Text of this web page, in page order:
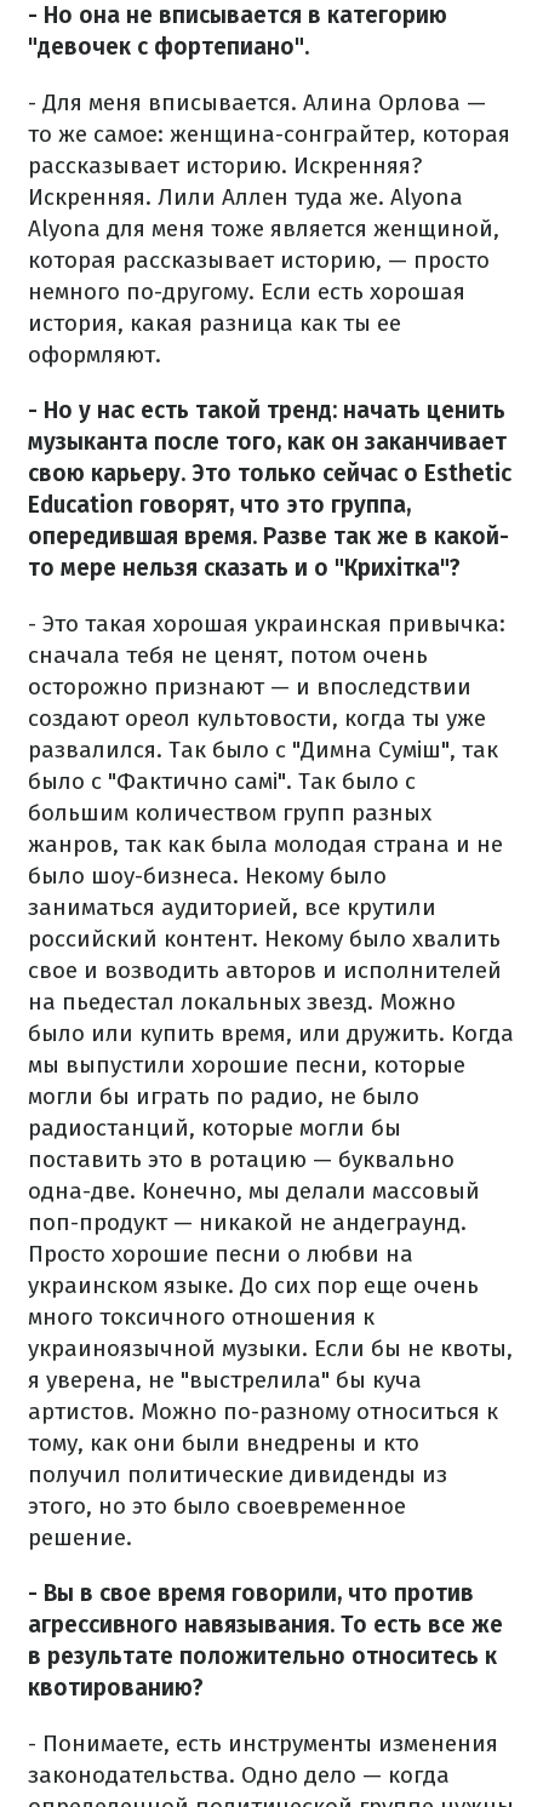
- Но она не вписывается в категорию
"девочек с фортепиано".
- Для меня вписывается. Алина Орлова —
то же самое: женщина-сонграйтер, которая
рассказывает историю. Искренняя?
Искренняя. Лили Аллен туда же. Alyona
Alyona для меня тоже является женщиной,
которая рассказывает историю, — просто
немного по-другому. Если есть хорошая
история, какая разница как ты ее
оформляют.
- Но у нас есть такой тренд: начать ценить
музыканта после того, как он заканчивает
свою карьеру. Это только сейчас о Esthetic
Education говорят, что это группа,
опередившая время. Разве так же в какой-
то мере нельзя сказать и о "Крихітка"?
- Это такая хорошая украинская привычка:
сначала тебя не ценят, потом очень
осторожно признают — и впоследствии
создают ореол культовости, когда ты уже
развалился. Так было с "Димна Суміш", так
было с "Фактично самі". Так было с
большим количеством групп разных
жанров, так как была молодая страна и не
было шоу-бизнеса. Некому было
заниматься аудиторией, все крутили
российский контент. Некому было хвалить
свое и возводить авторов и исполнителей
на пьедестал локальных звезд. Можно
было или купить время, или дружить. Когда
мы выпустили хорошие песни, которые
могли бы играть по радио, не было
радиостанций, которые могли бы
поставить это в ротацию — буквально
одна-две. Конечно, мы делали массовый
поп-продукт — никакой не андеграунд.
Просто хорошие песни о любви на
украинском языке. До сих пор еще очень
много токсичного отношения к
украиноязычной музыки. Если бы не квоты,
я уверена, не "выстрелила" бы куча
артистов. Можно по-разному относиться к
тому, как они были внедрены и кто
получил политические дивиденды из
этого, но это было своевременное
решение.
- Вы в свое время говорили, что против
агрессивного навязывания. То есть все же
в результате положительно относитесь к
квотированию?
- Понимаете, есть инструменты изменения
законодательства. Одно дело — когда